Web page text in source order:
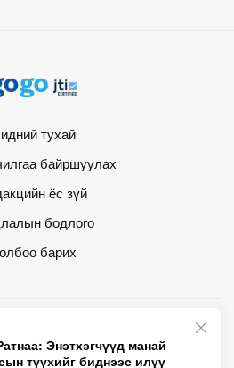
Энэтхэгчүүд манай
түүхийг биднээс илүү
тухай
байршуулах
ёс зүй
бодлого
барих
ХХК • Бүх эрх хуулиар хамгаалагдсан